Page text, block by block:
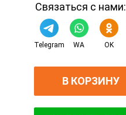
Связаться с нами:
Telegram WA OK
В КОРЗИНУ